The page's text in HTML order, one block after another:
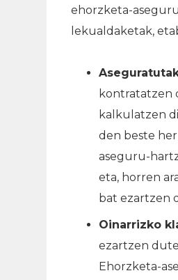
ehorzketa-
lekualdaketak,
kontratatzen
kalkulatzen
den beste
aseguru-
eta, horren
bat ezartzen
Oinarrizko
ezartzen
Ehorzketa-